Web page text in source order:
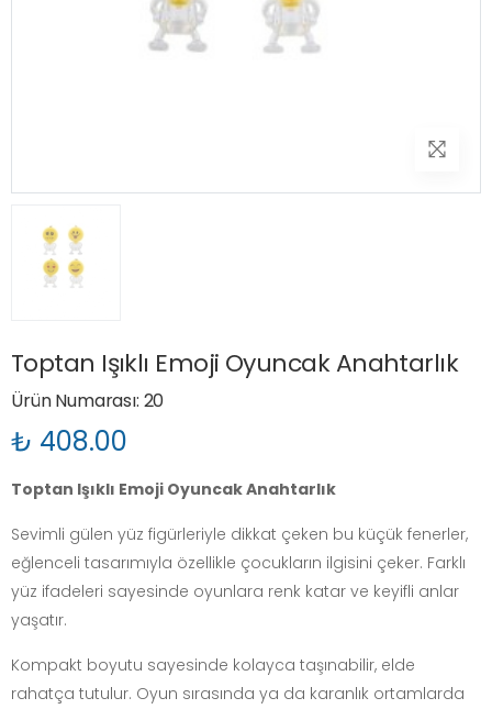
Toptan Işıklı Emoji Oyuncak Anahtarlık
Ürün Numarası: 20
₺ 408.00
Toptan Işıklı Emoji Oyuncak Anahtarlık
Sevimli gülen yüz figürleriyle dikkat çeken bu küçük fenerler,
eğlenceli tasarımıyla özellikle çocukların ilgisini çeker. Farklı
yüz ifadeleri sayesinde oyunlara renk katar ve keyifli anlar
yaşatır.
Kompakt boyutu sayesinde kolayca taşınabilir, elde
rahatça tutulur. Oyun sırasında ya da karanlık ortamlarda